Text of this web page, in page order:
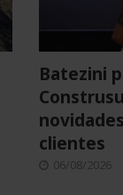
Batezini
clientes
06/08/2026